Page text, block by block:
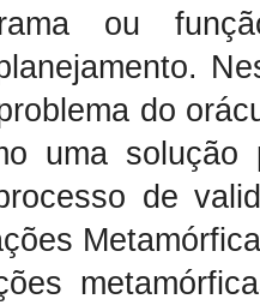
ou
do
uma
de